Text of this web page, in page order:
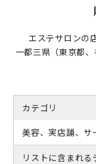
エステサロンの
一都三県（東京都
カテゴリ
美容、実店舗、サ
リストに含まれる